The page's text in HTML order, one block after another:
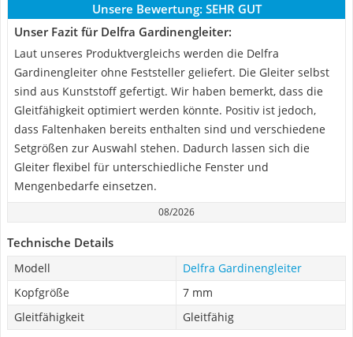
Unsere Bewertung: SEHR GUT
Unser Fazit für Delfra Gardinengleiter:
Laut unseres Produktvergleichs werden die Delfra
Gardinengleiter ohne Feststeller geliefert. Die Gleiter selbst
sind aus Kunststoff gefertigt. Wir haben bemerkt, dass die
Gleitfähigkeit optimiert werden könnte. Positiv ist jedoch,
dass Faltenhaken bereits enthalten sind und verschiedene
Setgrößen zur Auswahl stehen. Dadurch lassen sich die
Gleiter flexibel für unterschiedliche Fenster und
Mengenbedarfe einsetzen.
08/2026
Technische Details
Modell
Delfra Gardinengleiter
Kopfgröße
7 mm
Gleitfähigkeit
Gleitfähig